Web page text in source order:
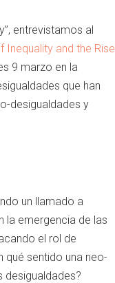
entrevistamos al
Inequality and the Rise
9 marzo en la
que han
desigualdades y
un llamado a
la emergencia de las
el rol de
qué sentido una neo-
desigualdades?